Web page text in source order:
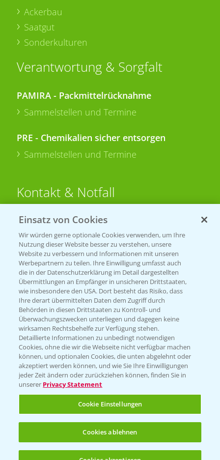
Ackerbau
Saatgut
Sonderkulturen
Verantwortung & Sorgfalt
PAMIRA - Packmittelrücknahme
Sammelstellen und Termine
PRE - Chemikalien sicher entsorgen
Sammelstellen und Termine
Kontakt & Notfall
Beratung auf WhatsApp
T.+49 (0)174 346 564 1
KONTAKT
Hilfe in Notfällen
T.+49 (0)214/30-20220
Folgen Sie uns
Einsatz von Cookies
Wir würden gerne optionale Cookies verwenden, um Ihre
Nutzung dieser Website besser zu verstehen, unsere
Website zu verbessern und Informationen mit unseren
Werbepartnern zu teilen. Ihre Einwilligung umfasst auch
die in der Datenschutzerklärung im Detail dargestellten
Übermittlungen an Empfänger in unsicheren Drittstaaten,
wie insbesondere den USA. Dort besteht das Risiko, dass
Ihre derart übermittelten Daten dem Zugriff durch
Behörden in diesen Drittstaaten zu Kontroll- und
Überwachungszwecken unterliegen und dagegen keine
wirksamen Rechtsbehelfe zur Verfügung stehen.
Detaillierte Informationen zu unbedingt notwendigen
Cookies, ohne die wir die Webseite nicht verfügbar machen
können, und optionalen Cookies, die unten abgelehnt oder
akzeptiert werden können, und wie Sie Ihre Einwilligungen
jeder Zeit ändern oder zurückziehen können, finden Sie in
unserer Privacy Statement
Cookie Einstellungen
Cookies ablehnen